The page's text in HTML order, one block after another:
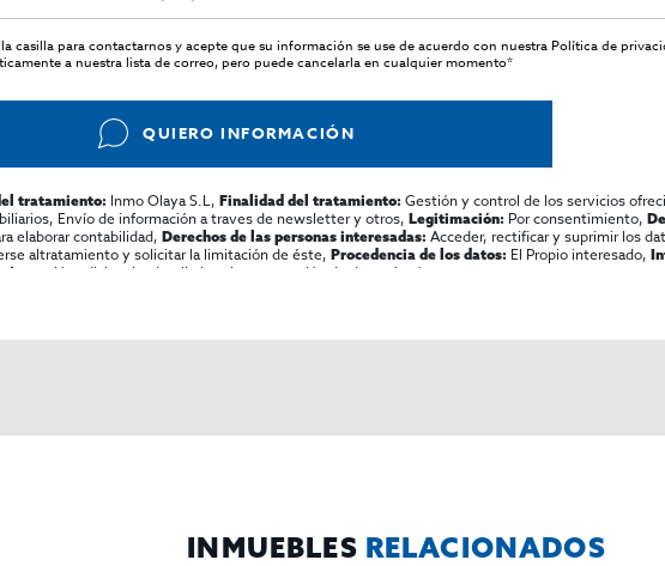
casilla para contactarnos y acepte que su información se use de acuerdo con nuestraPolítica de
a nuestra lista de correo, pero puede cancelarla en cualquier momento*
QUIERO INFORMACIÓN
tratamiento: Inmo Olaya S.L, Finalidad del tratamiento: Gestión y control de los servicios
Envío de información a traves de newsletter y otros, Legitimación: Por consentimiento,
elaborar contabilidad, Derechos de las personas interesadas: Acceder, rectificar y suprimir los
altratamiento y solicitar la limitación de éste, Procedencia de los datos: El Propio interesado,
adicional y detallada sobre protección de datos
Aquí.
INMUEBLES RELACIONADOS